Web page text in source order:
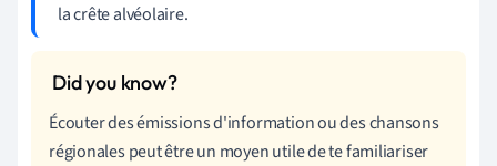
la crête alvéolaire.
Écouter des émissions d'information ou des chansons
régionales peut être un moyen utile de te familiariser